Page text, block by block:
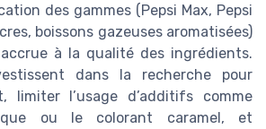
des gammes (Pepsi Max, Pepsi
boissons gazeuses aromatisées)
à la qualité des ingrédients.
dans la recherche pour
limiter l’usage d’additifs comme
ou le colorant caramel, et